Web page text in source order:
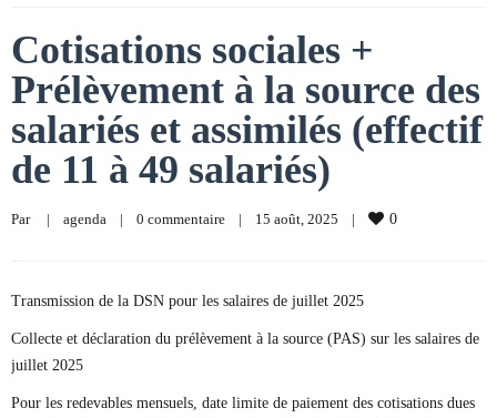
Cotisations sociales +
Prélèvement à la source des
salariés et assimilés (effectif
de 11 à 49 salariés)
Par | agenda | 0 commentaire | 15 août, 2025 | 0
Transmission de la DSN pour les salaires de juillet 2025
Collecte et déclaration du prélèvement à la source (PAS) sur les salaires de
juillet 2025
Pour les redevables mensuels, date limite de paiement des cotisations dues